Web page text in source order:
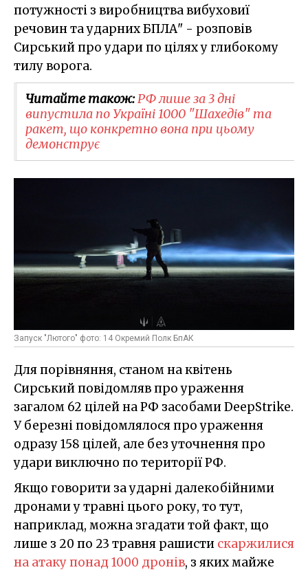
потужності з виробництва вибуховиї
речовин та ударних БПЛА" - розповів
Сирський про удари по цілях у глибокому
тилу ворога.
Читайте також:РФ лише за 3 дні
випустила по Україні 1000 "Шахедів" та
ракет, що конкретно вона при цьому
демонструє
Запуск "Лютого" фото: 14 Окремий Полк БпАК
Для порівняння, станом на квітень
Сирський повідомляв про ураження
загалом 62 цілей на РФ засобами DeepStrike.
У березні повідомлялося про ураження
одразу 158 цілей, але без уточнення про
удари виключно по території РФ.
Якщо говорити за ударні далекобійними
дронами у травні цього року, то тут,
наприклад, можна згадати той факт, що
лише з 20 по 23 травня рашисти скаржилися
на атаку понад 1000 дронів, з яких майже